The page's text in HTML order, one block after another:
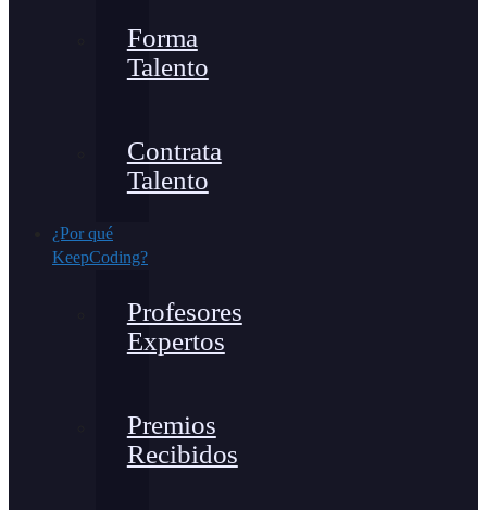
Forma
Talento
Contrata
Talento
¿Por qué
KeepCoding?
Profesores
Expertos
Premios
Recibidos